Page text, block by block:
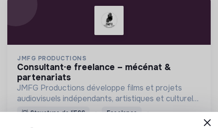
JMFG PRODUCTIONS
consultant·e freelance – mécénat &
partenariats
JMFG Productions développe films et projets
audiovisuels indépendants, artistiques et culturels.
Engagée dans l’ESS, elle soutient la création, la
💡 Structure de l’ESS Freelance